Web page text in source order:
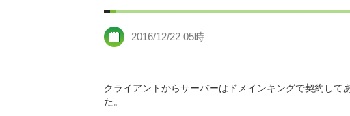
夏季休暇のお知らせと今後の従業員
東京、神奈川県のお客様からご注文
2016/12/22 05時
クライアントからサーバーはドメインキングで契約し
た。